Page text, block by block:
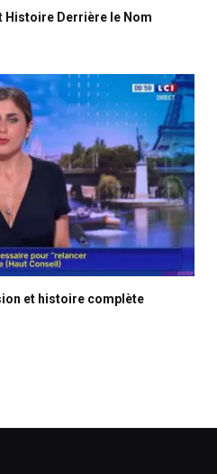
Histoire Derrière le Nom
et histoire complète